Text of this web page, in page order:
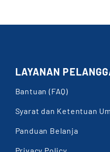
LAYANAN
Bantuan (FAQ)
Syarat dan Ketentuan
Panduan Belanja
Privacy Policy